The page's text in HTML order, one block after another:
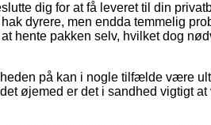
dig for at få leveret til din
dyrere, men endda temmelig
hente pakken selv, hvilket dog
på kan i nogle tilfælde være
øjemed er det i sandhed vigtigt